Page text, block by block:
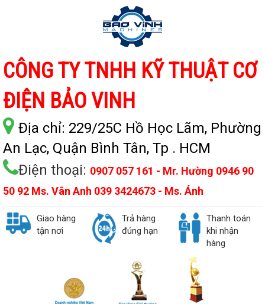
CÔNG TY TNHH KỸ THUẬT CƠ
ĐIỆN BẢO VINH
Địa chỉ: 229/25C Hồ Học Lãm, Phường
An Lạc, Quận Bình Tân, Tp . HCM
Điện thoại: 0907 057 161 - Mr. Hường 0946 90
50 92 Ms. Vân Anh 039 3424673 - Ms. Ánh
Giao hàng
tận nơi
Trả hàng
đúng hạn
Thanh toán
khi nhận
hàng